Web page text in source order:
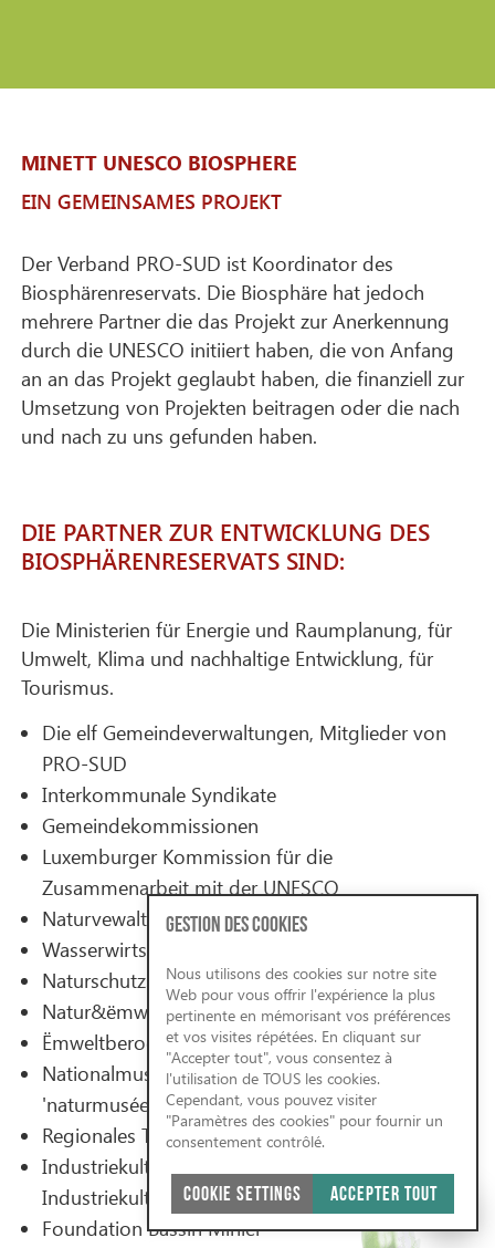
MINETT UNESCO BIOSPHERE
EIN GEMEINSAMES PROJEKT
Der Verband PRO-SUD ist Koordinator des
Biosphärenreservats. Die Biosphäre hat jedoch
mehrere Partner die das Projekt zur Anerkennung
durch die UNESCO initiiert haben, die von Anfang
an an das Projekt geglaubt haben, die finanziell zur
Umsetzung von Projekten beitragen oder die nach
und nach zu uns gefunden haben.
DIE PARTNER ZUR ENTWICKLUNG DES
BIOSPHÄRENRESERVATS SIND:
Die Ministerien für Energie und Raumplanung, für
Umwelt, Klima und nachhaltige Entwicklung, für
Tourismus.
Die elf Gemeindeverwaltungen, Mitglieder von
PRO-SUD
Interkommunale Syndikate
Gemeindekommissionen
Luxemburger Kommission für die
Zusammenarbeit mit der UNESCO
Naturvewaltung (ANF)
Wasserwirtschaftsverwaltung (AGE)
Naturschutzsyndikat SICONA
Natur&ëmwelt a.s.b.l.
Ëmweltberodung Lëtzebuerg a.s.b.l
Nationalmuseum für Naturgeschichte
'naturmusée'
Regionales Tourismusbüro (ORT)
Industriekultur-CNCI Asbl (Nationales Zentrum für
Industriekultur)
Foundation Bassin Minier
GESTION DES COOKIES
Nous utilisons des cookies sur notre site
Web pour vous offrir l'expérience la plus
pertinente en mémorisant vos préférences
et vos visites répétées. En cliquant sur
"Accepter tout", vous consentez à
l'utilisation de TOUS les cookies.
Cependant, vous pouvez visiter
"Paramètres des cookies" pour fournir un
consentement contrôlé.
COOKIE SETTINGS ACCEPTER TOUT